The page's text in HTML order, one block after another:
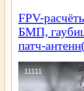
FPV-
БМП,
патч-